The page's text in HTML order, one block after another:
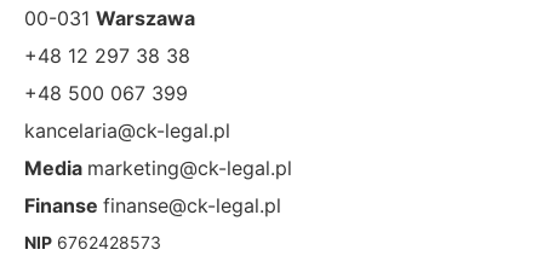
00-031 Warszawa
+48 12 297 38 38
+48 500 067 399
kancelaria@ck-legal.pl
Media marketing@ck-legal.pl
Finanse finanse@ck-legal.pl
NIP 6762428573